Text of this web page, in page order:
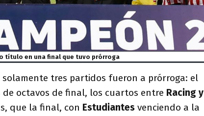
título en una final que tuvo prórroga
solamente tres partidos fueron a prórroga: el
de octavos de final, los cuartos entre Racing y
que la final, con Estudiantes venciendo a la